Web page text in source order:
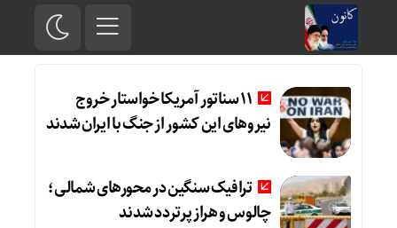
11 سناتور آمریکا خواستار خروج
نیروهای این کشور از جنگ با ایران شدند
ترافیک سنگین در محورهای شمالی؛
چالوس و هراز پرتردد شدند